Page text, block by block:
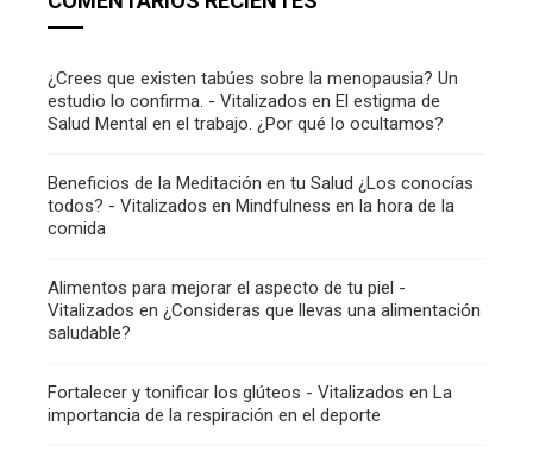
¿Crees que existen tabúes sobre la menopausia? Un
estudio lo confirma. - Vitalizados en El estigma de
Salud Mental en el trabajo. ¿Por qué lo ocultamos?
Beneficios de la Meditación en tu Salud ¿Los conocías
todos? - Vitalizados en Mindfulness en la hora de la
comida
Alimentos para mejorar el aspecto de tu piel -
Vitalizados en ¿Consideras que llevas una alimentación
saludable?
Fortalecer y tonificar los glúteos - Vitalizados en La
importancia de la respiración en el deporte